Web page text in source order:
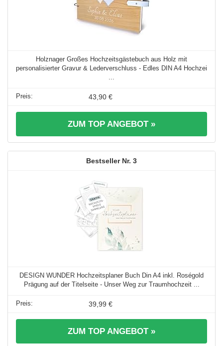
Holznager Großes Hochzeitsgästebuch aus Holz mit
personalisierter Gravur & Lederverschluss - Edles DIN A4 Hochzei
43,90 €
ZUM TOP ANGEBOT »
3
DESIGN WUNDER Hochzeitsplaner Buch Din A4 inkl. Roségold
Prägung auf der Titelseite - Unser Weg zur Traumhochzeit ...
39,99 €
ZUM TOP ANGEBOT »